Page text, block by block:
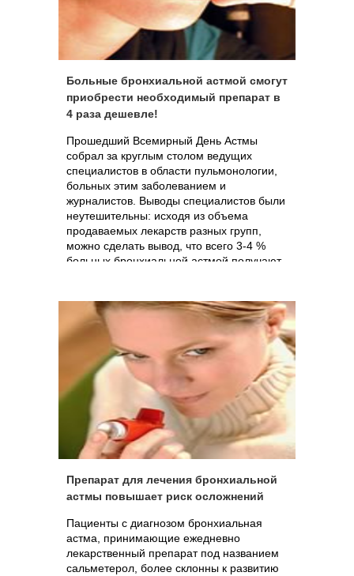
Больные бронхиальной астмой смогут
приобрести необходимый препарат в
4 раза дешевле!
Прошедший Всемирный День Астмы
собрал за круглым столом ведущих
специалистов в области пульмонологии,
больных этим заболеванием и
журналистов. Выводы специалистов были
неутешительны: исходя из объема
продаваемых лекарств разных групп,
можно сделать вывод, что всего 3-4 %
больных бронхиальной астмой получают
воспаления в легких, а не только на
снятие приступов удушья.
Препарат для лечения бронхиальной
астмы повышает риск осложнений
Пациенты с диагнозом бронхиальная
астма, принимающие ежедневно
лекарственный препарат под названием
сальметерол, более склонны к развитию